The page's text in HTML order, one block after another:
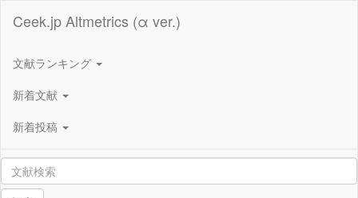
Ceek.jp Altmetrics (α ver.)
文献ランキング
新着文献
新着投稿